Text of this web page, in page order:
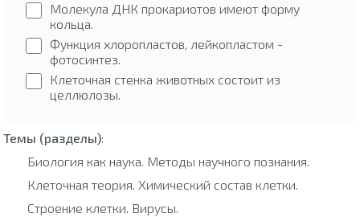
Молекула ДНК прокариотов имеют форму
кольца.
Функция хлоропластов, лейкопластом -
фотосинтез.
Клеточная стенка животных состоит из
целлюлозы.
Темы (разделы):
Биология как наука. Методы научного познания.
Клеточная теория. Химический состав клетки.
Строение клетки. Вирусы.